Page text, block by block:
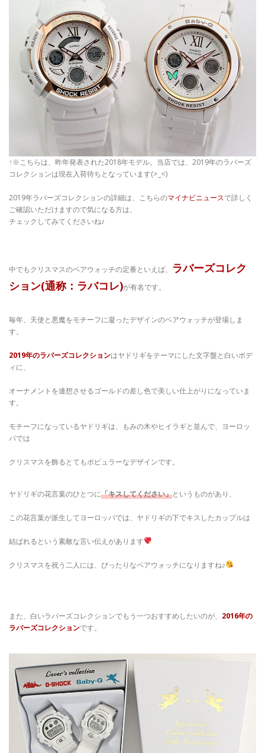
↑※こちらは、昨年発表された2018年モデル。当店では、2019年のラバーズ
コレクションは現在入荷待ちとなっています(>_<)
2019年ラバーズコレクションの詳細は、こちらのマイナビニュースで詳しく
ご確認いただけますので気になる方は、
チェックしてみてくださいね♪
中でもクリスマスのペアウォッチの定番といえば、
ラバーズコレク
ション(通称：ラバコレ)が有名です。
毎年、天使と悪魔をモチーフに凝ったデザインのペアウォッチが登場しま
す。
2019年のラバーズコレクションはヤドリギをテーマにした文字盤と白いボデ
ィに、
オーナメントを連想させるゴールドの差し色で美しい仕上がりになっていま
す。
モチーフになっているヤドリギは、もみの木やヒイラギと並んで、ヨーロッ
パでは
クリスマスを飾るとてもポピュラーなデザインです。
ヤドリギの花言葉のひとつに「キスしてください」というものがあり、
この花言葉が派生してヨーロッパでは、ヤドリギの下でキスしたカップルは
結ばれるという素敵な言い伝えがあります
クリスマスを祝う二人には、ぴったりなペアウォッチになりますね♪
また、白いラバーズコレクションでもう一つおすすめしたいのが、 2016年の
ラバーズコレクションです。